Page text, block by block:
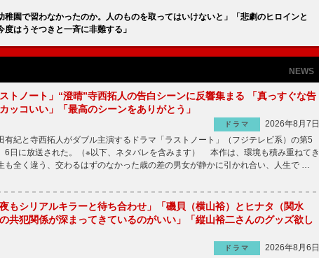
稚園で習わなかったのか。人のものを取ってはいけないと」「悲劇のヒロインと
はうそつきと一斉に非難する」
NEWS
ストノート」“澄晴”寺西拓人の告白シーンに反響集まる 「真っすぐな告
ッコいい」「最高のシーンをありがとう」
ドラマ
2026年8月7日
紀と寺西拓人がダブル主演するドラマ「ラストノート」（フジテレビ系）の第5
6日に放送された。（※以下、ネタバレを含みます） 本作は、環境も積み重ねてき
も全く違う、交わるはずのなかった歳の差の男女が静かに引かれ合い、人生で …
夜もシリアルキラーと待ち合わせ」「磯貝（横山裕）とヒナタ（関水
共犯関係が深まってきているのがいい」「縦山裕二さんのグッズ欲し
ドラマ
2026年8月6日